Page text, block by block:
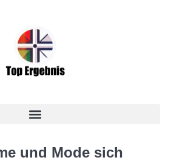
und Mode sich